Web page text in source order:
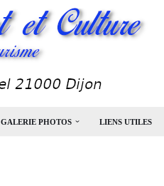
GALERIE PHOTOS LIENS UTILES